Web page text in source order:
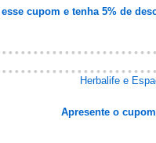
esse cupom e tenha 5% de
Herbalife e
Apresente o